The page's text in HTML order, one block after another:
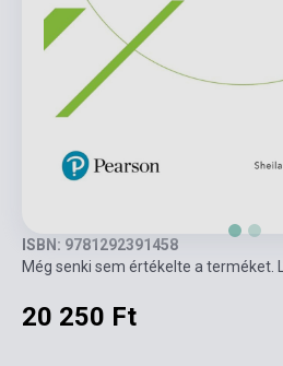
ISBN: 9781292391458
Még senki sem értékelte a terméket.
20 250 Ft